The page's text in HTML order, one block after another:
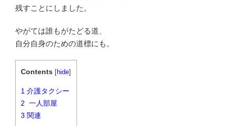
残すことにしました。
やがては誰もがたどる道、
自分自身のための道標にも。
Contents [hide]
1 介護タクシー
2 一人部屋
3 関連